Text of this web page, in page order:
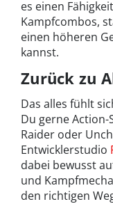
es einen
Kampfcombos,
einen höheren
kannst.
Zurück zu
Das alles fühlt
Du gerne Action-
Raider oder
Entwicklerstudio
dabei bewusst
und
den richtigen